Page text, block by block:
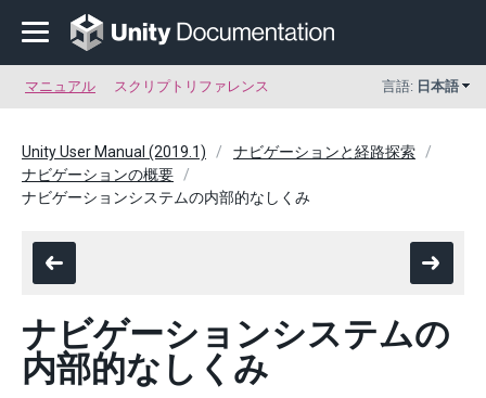
マニュアル スクリプトリファレンス 言語: 日本語
Unity User Manual (2019.1)
ナビゲーションと経路探索
ナビゲーションの概要
ナビゲーションシステムの内部的なしくみ
ナビゲーションシステムの
内部的なしくみ